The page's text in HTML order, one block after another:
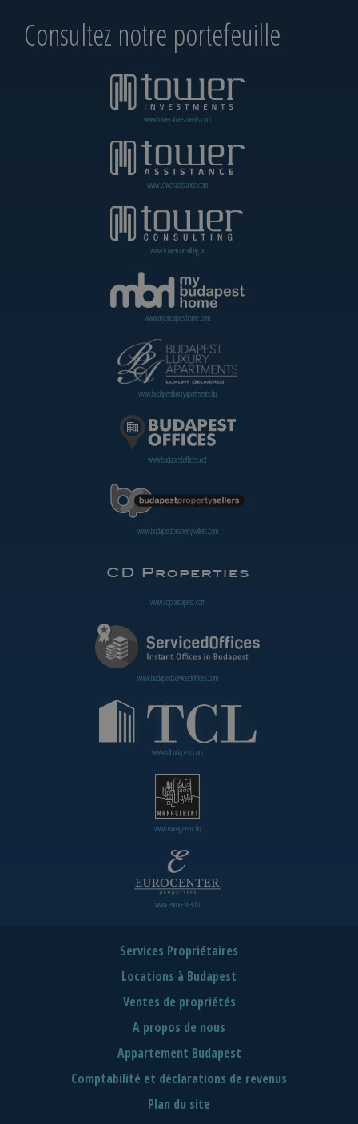
Consultez notre portefeuille
www.tower-investments.com
www.towerassistance.com
www.towerconsulting.hu
www.mybudapesthome.com
www.budapestluxuryapartments.hu
www.budapestoffices.net
www.budapestpropertysellers.com
www.cdpbudapest.com
www.budapestservicedoffices.com
www.tclbudapest.com
www.managerent.hu
www.eurocenter.hu
Services Propriétaires
Locations à Budapest
Ventes de propriétés
A propos de nous
Appartement Budapest
Comptabilité et déclarations de revenus
Plan du site